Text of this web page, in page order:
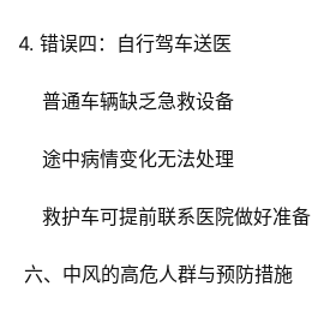
页
4. 错误四：自行驾车送医
普通车辆缺乏急救设备
途中病情变化无法处理
救护车可提前联系医院做好准备
六、中风的高危人群与预防措施